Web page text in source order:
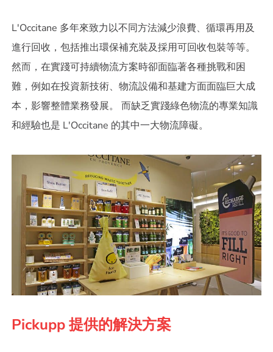
L'Occitane 多年來致力以不同方法減少浪費、循環再用及
進行回收，包括推出環保補充裝及採用可回收包裝等等。
然而，在實踐可持續物流方案時卻面臨著各種挑戰和困
難，例如在投資新技術、物流設備和基建方面面臨巨大成
本，影響整體業務發展。 而缺乏實踐綠色物流的專業知識
Pickupp 提供的解決方案